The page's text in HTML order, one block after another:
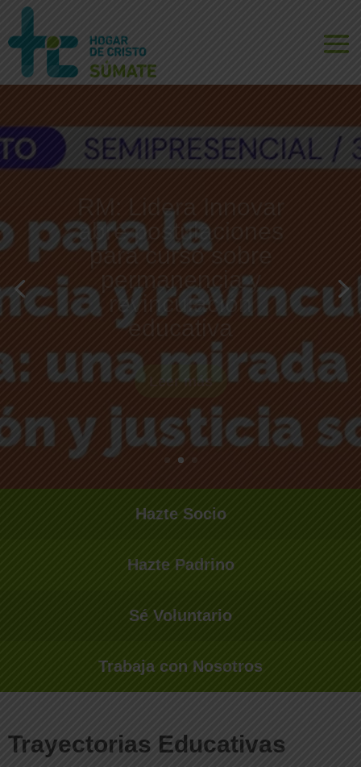
RM: Lidera Innovar
abre postulaciones
para curso sobre
permanencia y
revinculación
educativa
Leer más
Hazte Socio
Hazte Padrino
Sé Voluntario
Trabaja con Nosotros
Trayectorias Educativas